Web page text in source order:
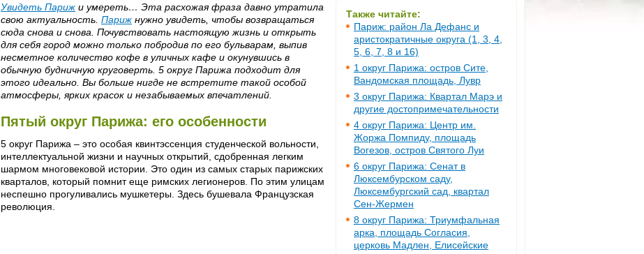
Также читайте:
Париж: район Ла Дефанс и
аристократичные округа (1, 3, 4,
5, 6, 7, 8 и 16)
1 округ Парижа: остров Сите,
Вандомская площадь, Лувр
3 округ Парижа: Квартал Марэ и
другие достопримечательности
4 округ Парижа: Центр им.
Жоржа Помпиду, площадь
Вогезов, остров Святого Луи
6 округ Парижа: Сенат в
Люксембурском саду,
Люксембургский сад, квартал
Сен-Жермен
8 округ Парижа: Триумфальная
арка, площадь Согласия,
церковь Мадлен, Елисейские
Увидеть Париж и умереть… Эта расхожая фраза давно утратила
свою актуальность. Париж нужно увидеть, чтобы возвращаться
сюда снова и снова. Почувствовать настоящую жизнь и открыть
для себя город можно только побродив по его бульварам, выпив
несметное количество кофе в уличных кафе и окунувшись в
обычную будничную круговерть. 5 округ Парижа подходит для
этого идеально. Вы больше нигде не встретите такой особой
атмосферы, ярких красок и незабываемых впечатлений.
Пятый округ Парижа: его особенности
5 округ Парижа – это особая квинтэссенция студенческой вольности,
интеллектуальной жизни и научных открытий, сдобренная легким
шармом многовековой истории. Это один из самых старых парижских
кварталов, который помнит еще римских легионеров. По этим улицам
неспешно прогуливались мушкетеры. Здесь бушевала Французская
революция.